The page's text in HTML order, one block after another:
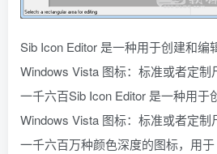
Sib Icon Editor 是一种用于创建和编
Windows Vista 图标：标准或者定制
一千六百Sib Icon Editor 是一种用于
Windows Vista 图标：标准或者定制
一千六百万种颜色深度的图标，用